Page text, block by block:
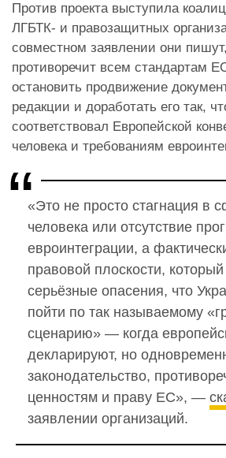
Против проекта выступила
ЛГБТК- и правозащитных
совместном заявлении они
противоречит всем стандартам
остановить продвижение
редакции и доработать его так,
соответствовал Европейской
человека и требованиям
«Это не просто стагнация в
человека или отсутствие
евроинтеграции, а
правовой плоскости,
серьёзные опасения, что
пойти по так называемому
сценарию» — когда
декларируют, но
законодательство,
ценностям и праву ЕС», —
заявлении организаций.